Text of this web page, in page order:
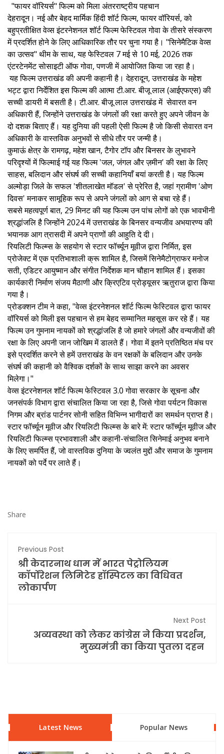
स्थायी लोक अदालत में जनउपयोगी सेवाओं का तेजी से होता है निस्तारण
"फायर वॉरियर्स" फिल्म को मिला अंतरराष्ट्रीय पहचान
देहरादून। नई और बेहद मार्मिक हिंदी शॉर्ट फिल्म, फायर वॉरियर्स, को
बहुप्रतीक्षित वेव्स इंटरनेशनल शॉर्ट फिल्म फेस्टिवल गोवा के तीसरे संस्करण
में प्रदर्शित होने के लिए आधिकारिक तौर पर चुना गया है। "सिनेमैटिक वेव्स
का उत्सव" थीम के साथ, यह फेस्टिवल 7 मई से 10 मई, 2026 तक
एंटरटेनमेंट सोसाइटी ऑफ गोवा, पणजी में आयोजित किया जा रहा है।
यह फिल्म उत्तराखंड की अपनी कहानी है। देहरादून, उत्तराखंड के महेश
भट्ट द्वारा निर्देशित इस फिल्म की आत्मा टी.आर. बीजू लाल (आईएफएस) की
सच्ची डायरी में बसती है। टी.आर. बीजू लाल उत्तराखंड में सेवारत वन
अधिकारी हैं, जिन्होंने उत्तराखंड के जंगलों की रक्षा करते हुए अपने जीवन के
दो दशक बिताए हैं। यह दुनिया की पहली ऐसी फिल्म है जो किसी सेवारत वन
अधिकारी के वास्तविक अनुभवों से सीधे तौर पर जन्मी है।
कुमाऊं क्षेत्र के रामगढ़, महेश खान, टैगोर टॉप और बिनसर के लुभावने
परिदृश्यों में फिल्माई गई यह फिल्म 'जल, जंगल और ज़मीन' की रक्षा के लिए
साहस, बलिदान और संघर्ष की सच्ची कहानियाँ बयां करती है। यह फिल्म
अल्मोड़ा जिले के सफल 'शीतलाखेत मॉडल' से प्रेरित है, जहां ग्रामीण 'ओण
दिवस' मनाकर सामूहिक रूप से अपने जंगलों को आग से बचा रहे हैं।
सबसे महत्वपूर्ण बात, 29 मिनट की यह फिल्म उन पांच लोगों को एक भावभीनी
श्रद्धांजलि है जिन्होंने 2024 में उत्तराखंड के बिनसर वन्यजीव अभयारण्य की
भयानक आग त्रासदी में अपने प्राणों की आहुति दे दी।
रियलिटी फिल्म्स के सहयोग से स्टार फॉर्च्यून मूवीज द्वारा निर्मित, इस
प्रोजेक्ट में एक प्रतिभाशाली क्रू शामिल है, जिसमें सिनेमैटोग्राफर मनोज
सती, एडिटर आयुष्मान और संगीत निर्देशक मान चौहान शामिल हैं। इसका
कार्यकारी निर्माण संजय मैठाणी और क्रिएटिव प्रोड्यूसर ऋतुराज द्वारा किया
गया है।
प्रोडक्शन टीम ने कहा, "वेव्स इंटरनेशनल शॉर्ट फिल्म फेस्टिवल द्वारा फायर
वॉरियर्स को मिली इस पहचान से हम बेहद सम्मानित महसूस कर रहे हैं। यह
फिल्म उन गुमनाम नायकों को श्रद्धांजलि है जो हमारे जंगलों और वन्यजीवों की
रक्षा के लिए अपनी जान जोखिम में डालते हैं। गोवा में इतने प्रतिष्ठित मंच पर
इसे प्रदर्शित करने से हमें उत्तराखंड के वन रक्षकों के बलिदान और उनके
संघर्ष की कहानी को वैश्विक दर्शकों के साथ साझा करने का अवसर
मिलेगा।"
वेव्स इंटरनेशनल शॉर्ट फिल्म फेस्टिवल 3.0 गोवा सरकार के सूचना और
जनसंपर्क विभाग द्वारा संचालित किया जा रहा है, जिसे गोवा पर्यटन विकास
निगम और ब्रांड पार्टनर सोनी सहित विभिन्न भागीदारों का समर्थन प्राप्त है।
स्टार फॉर्च्यून मूवीज और रियलिटी फिल्म्स के बारे में: स्टार फॉर्च्यून मूवीज और
रियलिटी फिल्म्स प्रभावशाली और कहानी-संचालित सिनेमाई अनुभव बनाने
के लिए समर्पित हैं, जो वास्तविक दुनिया के ज्वलंत मुद्दों और समाज के गुमनाम
नायकों को पर्दे पर लाते हैं।
Share
Previous Post
श्री केदारनाथ धाम में भारत पेट्रोलियम
कॉर्पोरेशन लिमिटेड हॉस्पिटल का विधिवत
लोकार्पण
Next Post
अव्यवस्था को लेकर कांग्रेस ने किया प्रदर्शन,
मुख्यमंत्री का किया पुतला दहन
Latest News Popular News